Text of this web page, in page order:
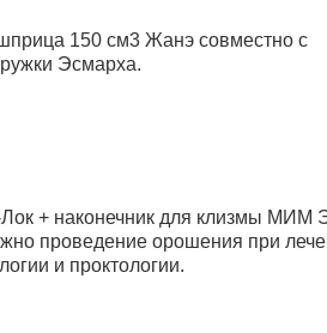
150 см3 Жанэ совместно с
Эсмарха.
+ наконечник для клизмы МИМ
проведение орошения при
и проктологии.